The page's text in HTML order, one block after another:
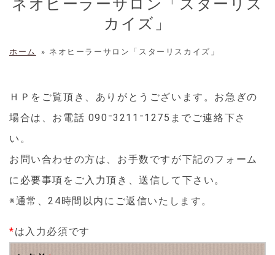
ネオヒーラーサロン「スターリス
カイズ」
ホーム » ネオヒーラーサロン「スターリスカイズ」
ＨＰをご覧頂き、ありがとうございます。お急ぎの
場合は、お電話 090⁻3211⁻1275までご連絡下さ
い。
お問い合わせの方は、お手数ですが下記のフォーム
に必要事項をご入力頂き、送信して下さい。
※通常、24時間以内にご返信いたします。
*は入力必須です